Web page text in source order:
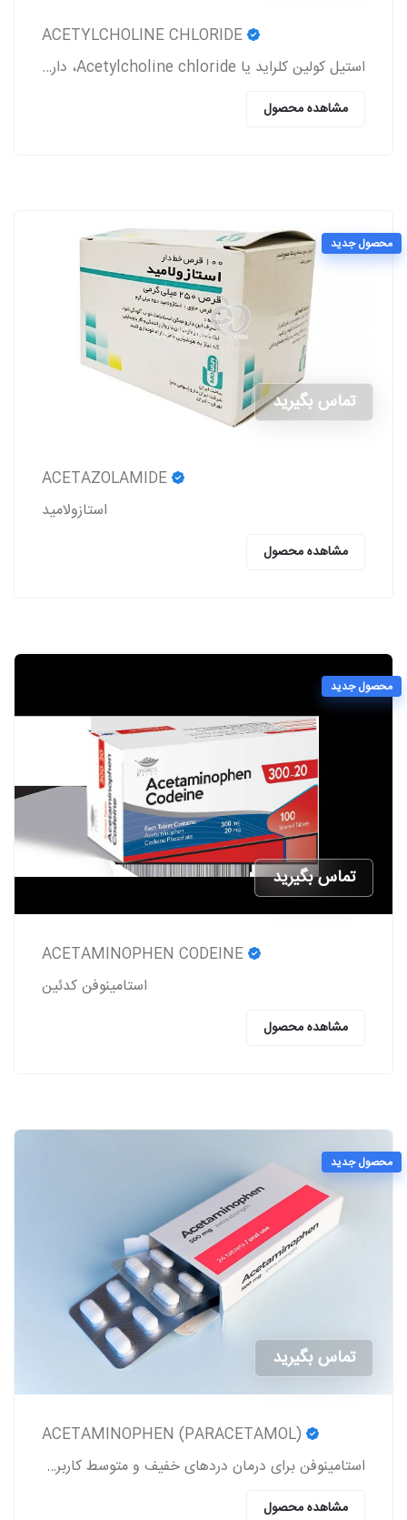
استیل کولین کلراید یا Acetylcholine chloride، دارویی است که معمولاً بعد از جراحی آب مروارید و پیوند قرنیه به بیمار تجویز می‌شود.
مشاهده محصول
محصول جدید
تماس بگیرید
استازولاميد
مشاهده محصول
محصول جدید
تماس بگیرید
استامینوفن کدئین
مشاهده محصول
محصول جدید
تماس بگیرید
استامینوفن برای درمان دردهای خفیف و متوسط کاربرد داشته و یک کاهنده تب به شمار می‎رود.
مشاهده محصول